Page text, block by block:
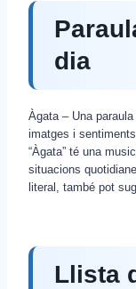
dia
Àgata – Una
imatges i
“Àgata” té una
situacions
literal, també pot
Llista